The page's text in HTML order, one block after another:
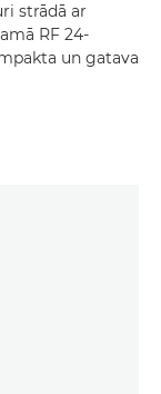
strādā ar
RF 24-
un gatava